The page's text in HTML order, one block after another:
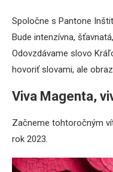
Spoločne s Pantone
Bude intenzívna,
Odovzdávame slovo
hovoriť slovami, ale
Viva Magenta,
Začneme tohtoročným
rok 2023.